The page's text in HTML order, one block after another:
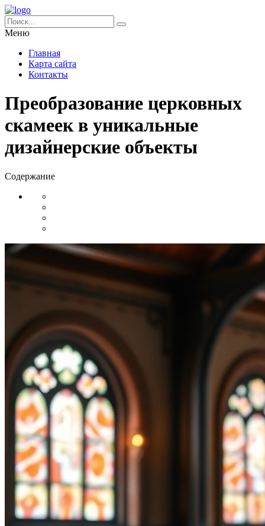
Меню
Главная
Карта сайта
Контакты
Преобразование церковных
скамеек в уникальные
дизайнерские объекты
Содержание